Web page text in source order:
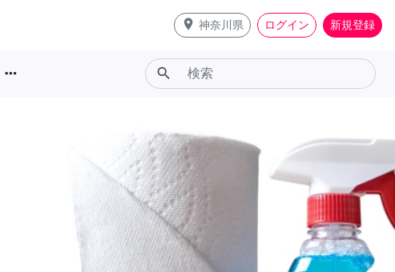
place 神奈川県 ログイン 新規登録
more_horiz search